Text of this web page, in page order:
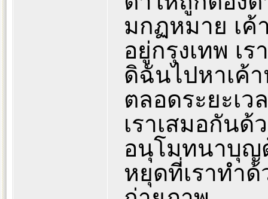
มกฏหมาย เค้
อยู่กรุงเทพ เ
ดิฉันไปหาเค้
ตลอดระยะเ
เราเสมอกัน
อนุโมทนาบุญ
หยุดที่เราทำ